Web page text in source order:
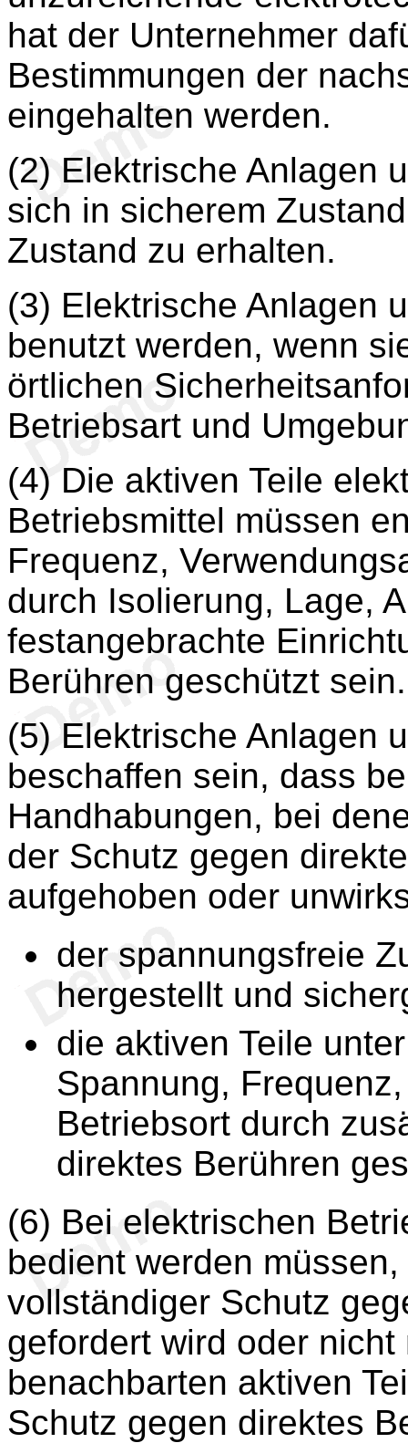
hat der Unternehmer
Bestimmungen der
eingehalten werden.
(2) Elektrische Anlagen
sich in sicherem
Zustand zu erhalten.
(3) Elektrische Anlagen
benutzt werden, wenn
örtlichen
Betriebsart und
(4) Die aktiven Teile
Betriebsmittel müssen
Frequenz,
durch Isolierung, Lage,
festangebrachte
Berühren geschützt sein.
(5) Elektrische Anlagen
beschaffen sein, dass
Handhabungen, bei
der Schutz gegen
aufgehoben oder
der spannungsfreie
hergestellt und
die aktiven Teile
Spannung,
Betriebsort durch
direktes Berühren
(6) Bei elektrischen
bedient werden
vollständiger Schutz
gefordert wird oder
benachbarten aktiven
Schutz gegen direktes